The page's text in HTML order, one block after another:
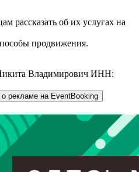
рассказать об их услугах на
продвижения.
Владимирович ИНН:
рекламе на EventBooking